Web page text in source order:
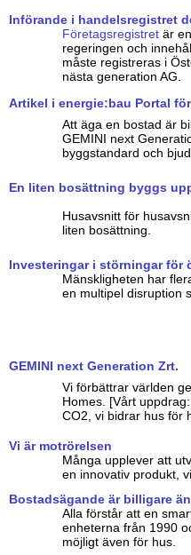
Införande i handelsregistret
Företagsregistret är
regeringen och
måste registreras i
nästa generation AG.
Artikel i energie:bau Portal
Att äga en bostad är
GEMINI next
byggstandard och
En liten bosättning byggs
Husavsnitt för
liten bosättning.
Investeringar i störningar för
Mänskligheten har
en multipel disruption
GEMINI next Generation Zrt.
Vi förbättrar världen
Homes. [Vårt
CO2, vi bidrar hus för
Vi är motrörelsen
Många upplever att
en innovativ produkt,
Bostadsägande är billigare
Alla förstår att en
enheterna från 1990
möjligt även för hus.